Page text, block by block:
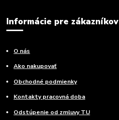
Informácie pre zákazníkov
O nás
Ako nakupovať
Obchodné podmienky
Kontakty pracovná doba
Odstúpenie od zmluvy TU